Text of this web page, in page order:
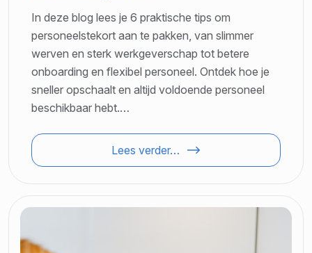
In deze blog lees je 6 praktische tips om
personeelstekort aan te pakken, van slimmer
werven en sterk werkgeverschap tot betere
onboarding en flexibel personeel. Ontdek hoe je
sneller opschaalt en altijd voldoende personeel
beschikbaar hebt.…
Lees verder…